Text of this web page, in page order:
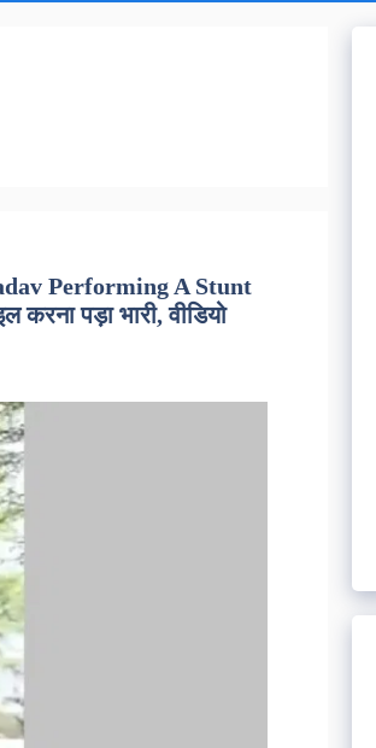
Performing A Stunt
पड़ा भारी, वीडियो